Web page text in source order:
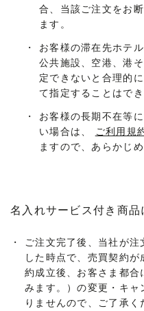
合、当該ご注文をお
ます。
・
お客様の滞在先ホテ
公共施設、空港、港
定できないと合理的
て指定することはでき
・
お客様の長期不在等
い場合は、 ご利用規
ますので、あらかじ
名入れサービス付き商品
・
ご注文完了後、当社が
した時点で、売買契約
約成立後、お客さま都合
みます。）の変更・キャ
りませんので、ご了承く